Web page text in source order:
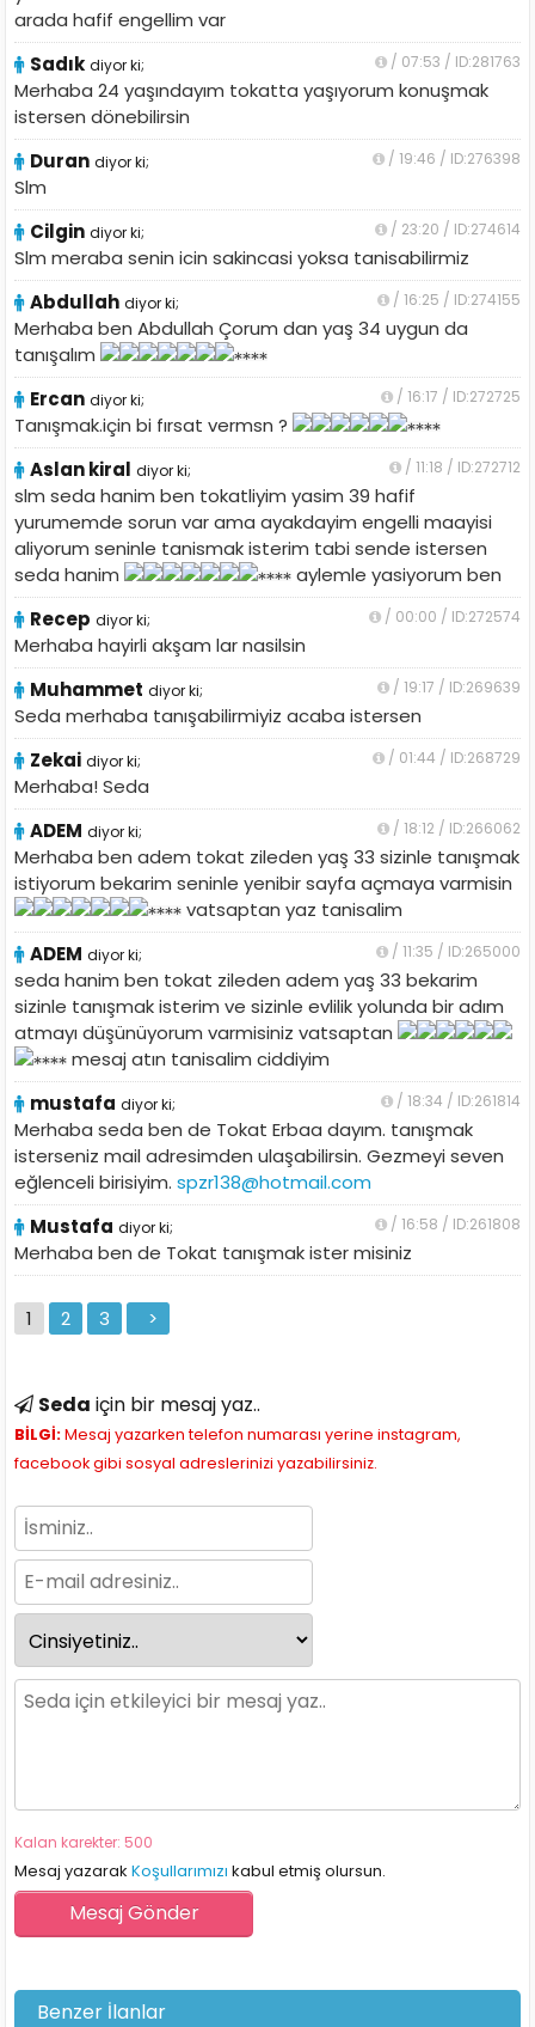
arada hafif engellim var
Sadık diyor ki; / 07:53 / ID:281763
Merhaba 24 yaşındayım tokatta yaşıyorum konuşmak
istersen dönebilirsin
Duran diyor ki; / 19:46 / ID:276398
Slm
Cilgin diyor ki; / 23:20 / ID:274614
Slm meraba senin icin sakincasi yoksa tanisabilirmiz
Abdullah diyor ki; / 16:25 / ID:274155
Merhaba ben Abdullah Çorum dan yaş 34 uygun da
tanışalım
Ercan diyor ki; / 16:17 / ID:272725
Tanışmak.için bi fırsat vermsn ?
Aslan kiral diyor ki; / 11:18 / ID:272712
slm seda hanim ben tokatliyim yasim 39 hafif
yurumemde sorun var ama ayakdayim engelli maayisi
aliyorum seninle tanismak isterim tabi sende istersen
seda hanim
aylemle yasiyorum ben
Recep diyor ki; / 00:00 / ID:272574
Merhaba hayirli akşam lar nasilsin
Muhammet diyor ki; / 19:17 / ID:269639
Seda merhaba tanışabilirmiyiz acaba istersen
Zekai diyor ki; / 01:44 / ID:268729
Merhaba! Seda
ADEM diyor ki; / 18:12 / ID:266062
Merhaba ben adem tokat zileden yaş 33 sizinle tanışmak
istiyorum bekarim seninle yenibir sayfa açmaya varmisin
vatsaptan yaz tanisalim
ADEM diyor ki; / 11:35 / ID:265000
seda hanim ben tokat zileden adem yaş 33 bekarim
sizinle tanışmak isterim ve sizinle evlilik yolunda bir adım
atmayı düşünüyorum varmisiniz vatsaptan
mesaj atın tanisalim ciddiyim
mustafa diyor ki; / 18:34 / ID:261814
Merhaba seda ben de Tokat Erbaa dayım. tanışmak
isterseniz mail adresimden ulaşabilirsin. Gezmeyi seven
eğlenceli birisiyim.spzr138@hotmail.com
Mustafa diyor ki; / 16:58 / ID:261808
Merhaba ben de Tokat tanışmak ister misiniz
1 2 3 >
Seda için bir mesaj yaz..
BİLGİ:Mesaj yazarken telefon numarası yerine instagram,
facebook gibi sosyal adreslerinizi yazabilirsiniz.
Kalan karekter: 500
Mesaj yazarakKoşullarımızı kabul etmiş olursun.
Benzer İlanlar